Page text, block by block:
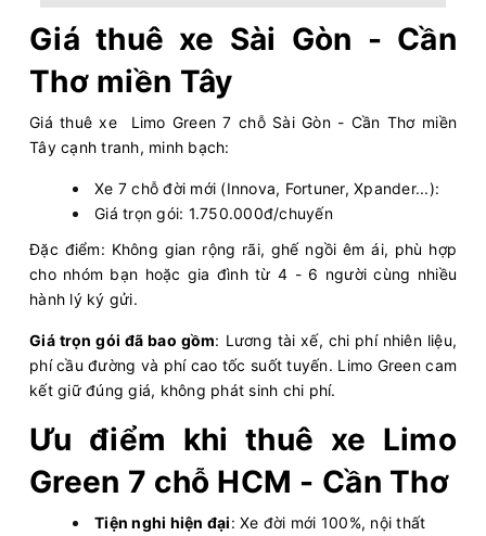
Giá thuê xe Sài Gòn - Cần
Thơ miền Tây
Giá thuê xe Limo Green 7 chỗ Sài Gòn - Cần Thơ miền
Tây cạnh tranh, minh bạch:
Xe 7 chỗ đời mới (Innova, Fortuner, Xpander...):
Giá trọn gói: 1.750.000đ/chuyến
Đặc điểm: Không gian rộng rãi, ghế ngồi êm ái, phù hợp
cho nhóm bạn hoặc gia đình từ 4 - 6 người cùng nhiều
hành lý ký gửi.
Giá trọn gói đã bao gồm: Lương tài xế, chi phí nhiên liệu,
phí cầu đường và phí cao tốc suốt tuyến. Limo Green cam
kết giữ đúng giá, không phát sinh chi phí.
Ưu điểm khi thuê xe Limo
Green 7 chỗ HCM - Cần Thơ
Tiện nghi hiện đại: Xe đời mới 100%, nội thất